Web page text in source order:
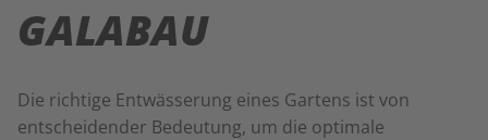
GALABAU
Die richtige Entwässerung eines Gartens ist von
entscheidender Bedeutung, um die optimale